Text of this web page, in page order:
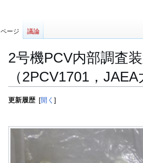
2号機PCV内部調査
（2PCV1701，
ナ
検
更新履歴 開く
ページ 議論